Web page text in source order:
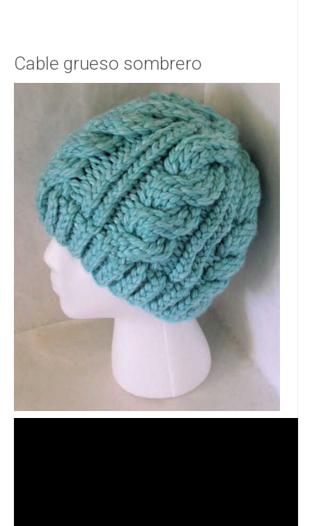
Cable grueso sombrero